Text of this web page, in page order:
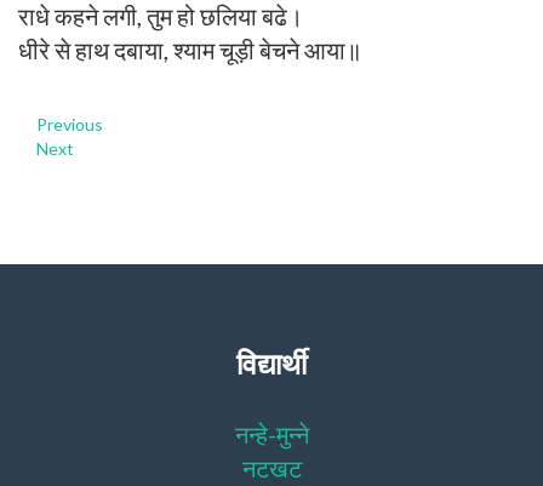
राधे कहने लगी, तुम हो छलिया बढे।
धीरे से हाथ दबाया, श्याम चूड़ी बेचने आया॥
Previous
Next
विद्यार्थी
नन्हे-मुन्ने
नटखट